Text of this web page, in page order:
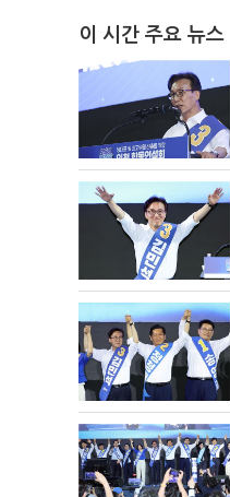
이 시간 주요 뉴스